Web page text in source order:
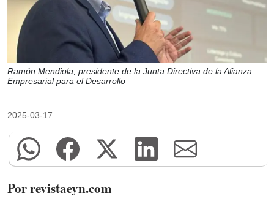
Ramón Mendiola, presidente de la Junta Directiva de la Alianza
Empresarial para el Desarrollo
2025-03-17
Por revistaeyn.com